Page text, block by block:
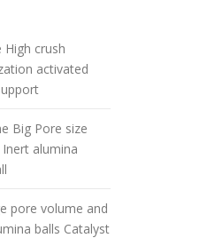
High crush
activated
Big Pore size
alumina
pore volume and
balls Catalyst